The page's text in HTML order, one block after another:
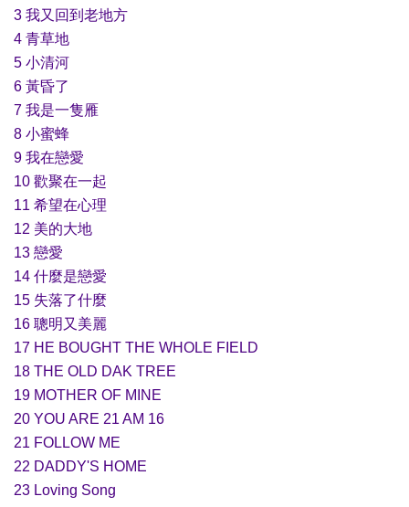
3 我又回到老地方
4 青草地
5 小清河
6 黃昏了
7 我是一隻雁
8 小蜜蜂
9 我在戀愛
10 歡聚在一起
11 希望在心理
12 美的大地
13 戀愛
14 什麼是戀愛
15 失落了什麼
16 聰明又美麗
17 HE BOUGHT THE WHOLE FIELD
18 THE OLD DAK TREE
19 MOTHER OF MINE
20 YOU ARE 21 AM 16
21 FOLLOW ME
22 DADDY'S HOME
23 Loving Song